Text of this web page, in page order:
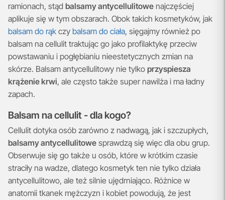
ramionach, stąd balsamy antycellulitowe najczęściej
aplikuje się w tym obszarach. Obok takich kosmetyków, jak
balsam do rąk czy balsam do ciała, sięgajmy również po
balsam na cellulit traktując go jako profilaktykę przeciw
powstawaniu i pogłębianiu nieestetycznych zmian na
skórze. Balsam antycellulitowy nie tylko przyspiesza
krążenie krwi, ale często także super nawilża i ma ładny
zapach.
Balsam na cellulit - dla kogo?
Cellulit dotyka osób zarówno z nadwagą, jak i szczupłych,
balsamy antycellulitowe sprawdzą się więc dla obu grup.
Obserwuje się go także u osób, które w krótkim czasie
straciły na wadze, dlatego kosmetyk ten nie tylko działa
antycellulitowo, ale też silnie ujędrniająco. Różnice w
anatomii tkanek mężczyzn i kobiet powodują, że jest